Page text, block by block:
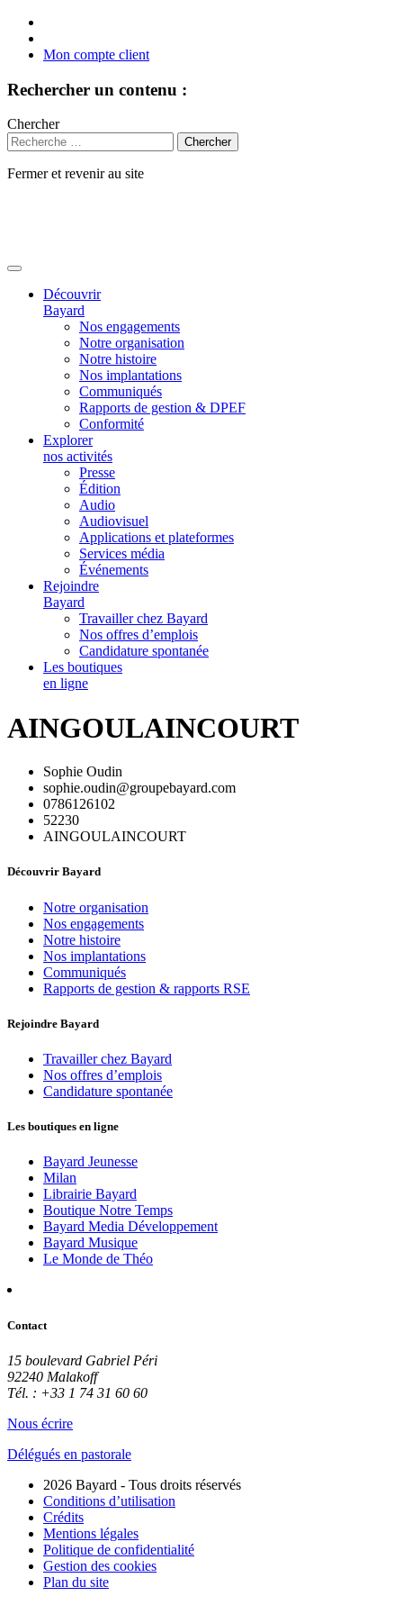
Mon compte client
Rechercher un contenu :
Chercher
Fermer et revenir au site
Découvrir
Bayard
Nos engagements
Notre organisation
Notre histoire
Nos implantations
Communiqués
Rapports de gestion & DPEF
Conformité
Explorer
nos activités
Presse
Édition
Audio
Audiovisuel
Applications et plateformes
Services média
Événements
Rejoindre
Bayard
Travailler chez Bayard
Nos offres d’emplois
Candidature spontanée
Les boutiques
en ligne
AINGOULAINCOURT
Sophie Oudin
sophie.oudin@groupebayard.com
0786126102
52230
AINGOULAINCOURT
Découvrir Bayard
Notre organisation
Nos engagements
Notre histoire
Nos implantations
Communiqués
Rapports de gestion & rapports RSE
Rejoindre Bayard
Travailler chez Bayard
Nos offres d’emplois
Candidature spontanée
Les boutiques en ligne
Bayard Jeunesse
Milan
Librairie Bayard
Boutique Notre Temps
Bayard Media Développement
Bayard Musique
Le Monde de Théo
Contact
15 boulevard Gabriel Péri
92240 Malakoff
Tél. : +33 1 74 31 60 60
Nous écrire
Délégués en pastorale
2026 Bayard - Tous droits réservés
Conditions d’utilisation
Crédits
Mentions légales
Politique de confidentialité
Gestion des cookies
Plan du site